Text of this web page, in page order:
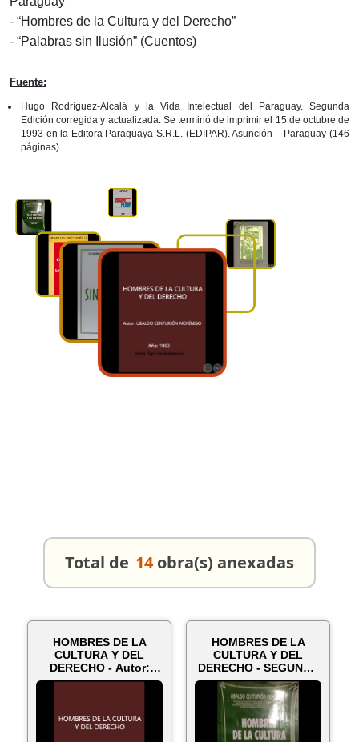
- “Hombres de la Cultura y del Derecho”
- “Palabras sin Ilusión” (Cuentos)
Fuente:
Hugo Rodríguez-Alcalá y la Vida Intelectual del Paraguay. Segunda
Edición corregida y actualizada. Se terminó de imprimir el 15 de octubre de
1993 en la Editora Paraguaya S.R.L. (EDIPAR). Asunción – Paraguay (146
páginas)
Total de 14 obra(s) anexadas
HOMBRES DE LA
CULTURA Y DEL
DERECHO - Autor:
UBALDO CENTURIÓN
HOMBRES DE LA
CULTURA Y DEL
DERECHO - SEGUNDA
EDICIÓN AMPLIADA -
...